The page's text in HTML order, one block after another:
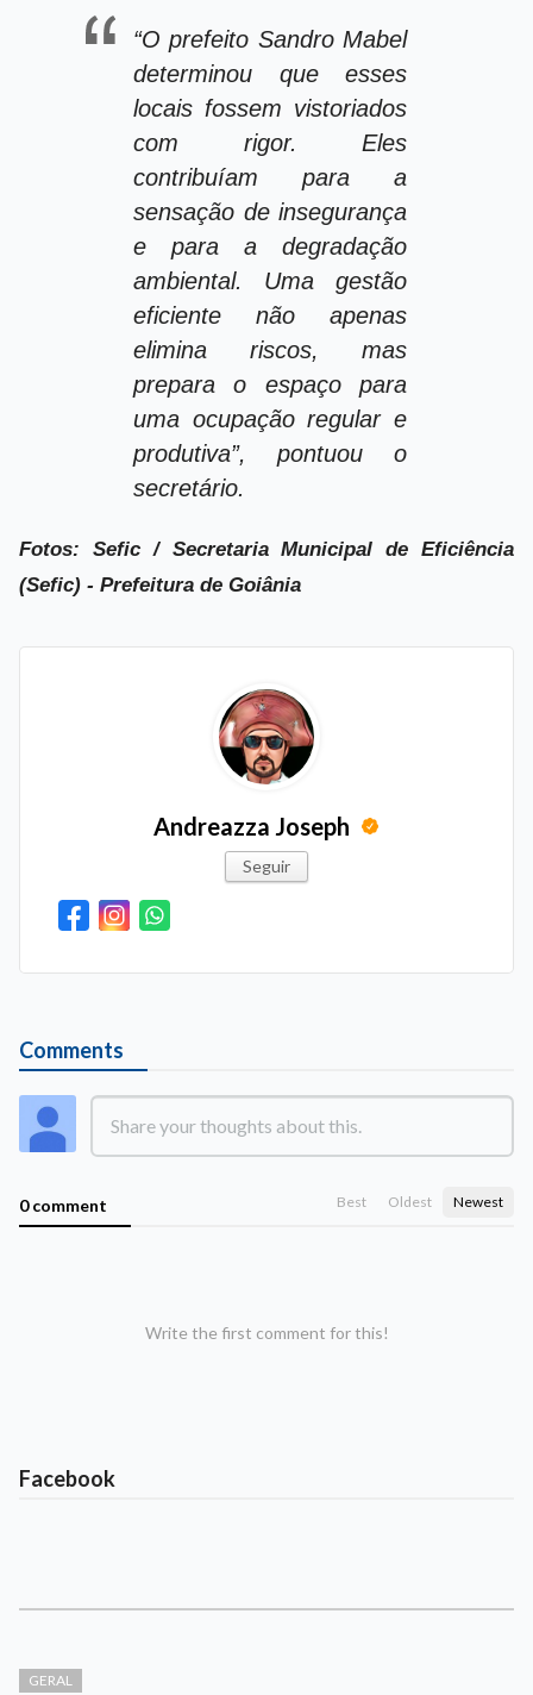
“O prefeito Sandro Mabel
determinou que esses
locais fossem vistoriados
com rigor. Eles
contribuíam para a
sensação de insegurança
e para a degradação
ambiental. Uma gestão
eficiente não apenas
elimina riscos, mas
prepara o espaço para
uma ocupação regular e
produtiva”, pontuou o
secretário.
Fotos: Sefic / Secretaria Municipal de Eficiência
(Sefic) - Prefeitura de Goiânia
Andreazza Joseph
Seguir
Comments
0 comment Best Oldest Newest
Write the first comment for this!
Facebook
GERAL